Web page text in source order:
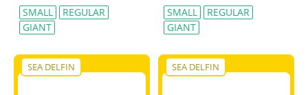
SMALL
REGULAR
GIANT
SMALL
REGULAR
GIANT
SEA DELFIN SEA DELFIN